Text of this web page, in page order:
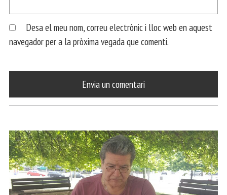
Desa el meu nom, correu electrònic i lloc web en aquest
navegador per a la pròxima vegada que comenti.